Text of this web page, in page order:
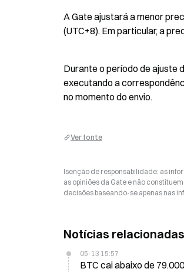
A Gate ajustará a menor
(UTC+8). Em particular, a
Durante o período de ajuste
executando a
no momento do envio.
Ver fonte
Isenção de responsabilidade: as
as opiniões da Gate e não
decisões baseando-se apenas nas
Notícias relacionadas
05-13 15:57
BTC cai abaixo de